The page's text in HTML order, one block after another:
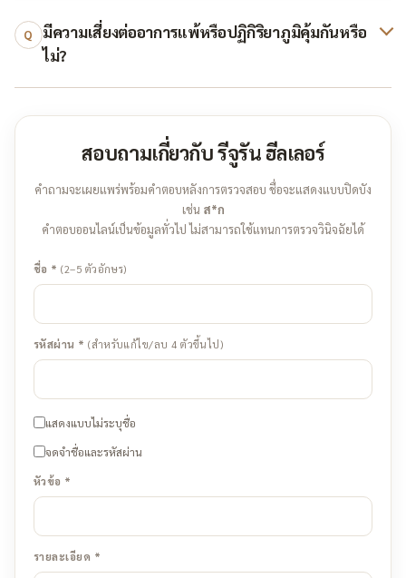
Q
มีความเสี่ยงต่ออาการแพ้หรือปฏิกิริยาภูมิคุ้มกันหรือ
ไม่?
สอบถามเกี่ยวกับ รีจูรัน ฮีลเลอร์
คำถามจะเผยแพร่พร้อมคำตอบหลังการตรวจสอบ ชื่อจะแสดงแบบปิดบัง
เช่น ส*ก
คำตอบออนไลน์เป็นข้อมูลทั่วไป ไม่สามารถใช้แทนการตรวจวินิจฉัยได้
ชื่อ *(2–5 ตัวอักษร)
รหัสผ่าน *(สำหรับแก้ไข/ลบ 4 ตัวขึ้นไป)
แสดงแบบไม่ระบุชื่อ
จดจำชื่อและรหัสผ่าน
หัวข้อ *
รายละเอียด *